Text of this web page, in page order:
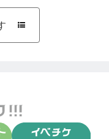
３年４月、子供英
て、某英語教室に
ず、２か月に１度
